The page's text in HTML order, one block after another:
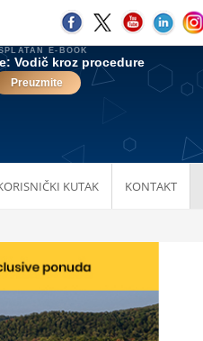
KUTAK KONTAKT